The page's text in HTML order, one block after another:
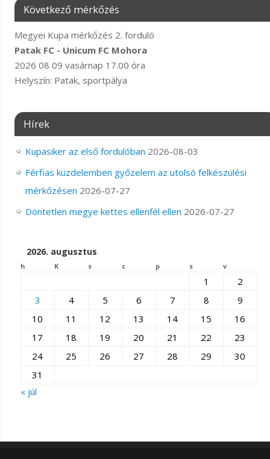
Következő mérkőzés
Megyei Kupa mérkőzés 2. forduló
Patak FC - Unicum FC Mohora
2026 08 09 vasárnap 17.00 óra
Helyszín: Patak, sportpálya
Hírek
Kupasiker az első fordulóban 2026-08-03
Férfias küzdelemben győzelem az utolsó felkészülési
mérkőzésen 2026-07-27
Döntetlen megye kettes ellenfél ellen 2026-07-27
2026. augusztus
h K s c p s v
1
2
3
4 5 6 7 8
9
10
11 12 13 14 15
16
17
18 19 20 21 22
23
24
25 26 27 28 29
30
31
« júl